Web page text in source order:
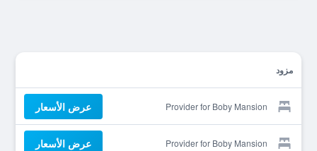
مزود
Provider for Boby Mansion عرض الأسعار
Provider for Boby Mansion عرض الأسعار